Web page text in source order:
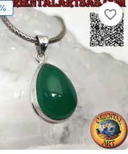
favorite_border